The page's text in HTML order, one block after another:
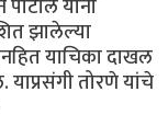
पाटील यांनी
झालेल्या
याचिका दाखल
तोरणे यांचे